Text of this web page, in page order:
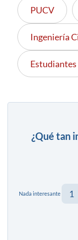
PUCV
Ingeniería
Estudiantes
¿Qué tan
Nada interesante 1